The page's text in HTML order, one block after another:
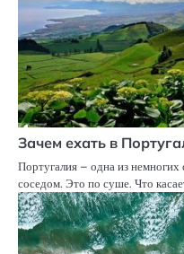
Зачем ехать в
Португалия – одна из немногих
соседом. Это по суше. Что